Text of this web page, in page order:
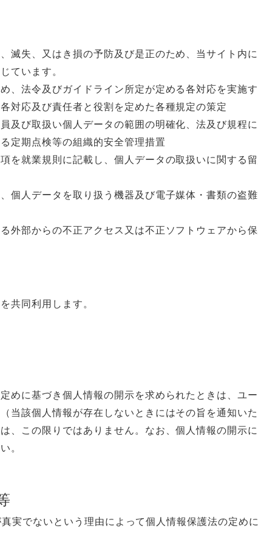
滅失、又はき損の予防及び是正のため、当サイト内
ています。
法令及びガイドライン所定が定める各対応を実施
応及び責任者と役割を定めた各種規定の策定
び取扱い個人データの範囲の明確化、法及び規程
定期点検等の組織的安全管理措置
就業規則に記載し、個人データの取扱いに関する
人データを取り扱う機器及び電子媒体・書類の盗
部からの不正アクセス又は不正ソフトウェアから
共同利用します。
めに基づき個人情報の開示を求められたときは、ユ
当該個人情報が存在しないときにはその旨を通知い
、この限りではありません。なお、個人情報の開示
。
実でないという理由によって個人情報保護法の定め